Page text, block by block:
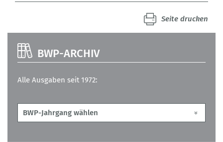
Seite drucken
BWP-ARCHIV
Alle Ausgaben seit 1972: